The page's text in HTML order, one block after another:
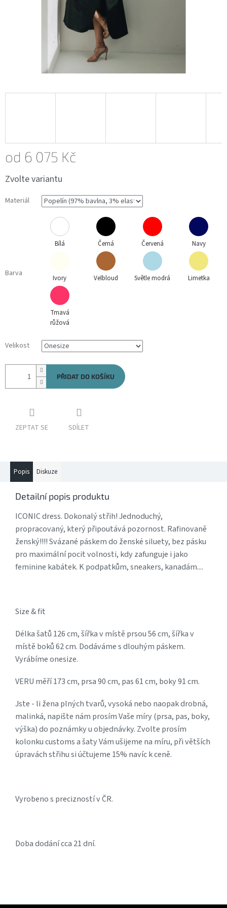
od 6 075 Kč
cena:
Zvolte variantu
Materiál
Barva
Bílá Černá Červená Navy
Ivory Velbloud Světle modrá Limetka
Tmavá
růžová
Velikost
PŘIDAT DO KOŠÍKU
ZEPTAT SE SDÍLET
Popis Diskuze
Detailní popis produktu
ICONIC dress. Dokonalý střih! Jednoduchý,
propracovaný, který připoutává pozornost. Rafinovaně
ženský!!!! Svázané páskem do ženské siluety, bez pásku
pro maximální pocit volnosti, kdy zafunguje i jako
feminine kabátek. K podpatkům, sneakers, kanadám....
Size & fit
Délka šatů 126 cm, šířka v místě prsou 56 cm, šířka v
místě boků 62 cm. Dodáváme s dlouhým páskem.
Vyrábíme onesize.
VERU měří 173 cm, prsa 90 cm, pas 61 cm, boky 91 cm.
Jste - li žena plných tvarů, vysoká nebo naopak drobná,
malinká, napište nám prosím Vaše míry (prsa, pas, boky,
výška) do poznámky u objednávky. Zvolte prosím
kolonku customs a šaty Vám ušijeme na míru, při větších
úpravách střihu si účtujeme 15% navíc k ceně.
Vyrobeno s precizností v ČR.
Doba dodání cca 21 dní.